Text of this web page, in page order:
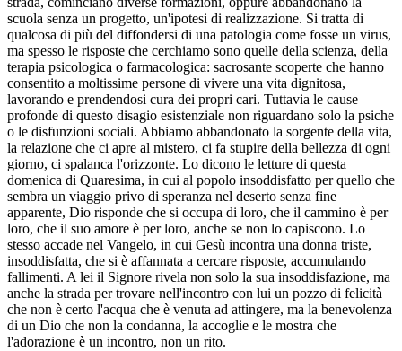
scuola senza un progetto, un'ipotesi di realizzazione. Si tratta di
qualcosa di più del diffondersi di una patologia come fosse un virus,
ma spesso le risposte che cerchiamo sono quelle della scienza, della
terapia psicologica o farmacologica: sacrosante scoperte che hanno
consentito a moltissime persone di vivere una vita dignitosa,
lavorando e prendendosi cura dei propri cari. Tuttavia le cause
profonde di questo disagio esistenziale non riguardano solo la psiche
o le disfunzioni sociali. Abbiamo abbandonato la sorgente della vita,
la relazione che ci apre al mistero, ci fa stupire della bellezza di ogni
giorno, ci spalanca l'orizzonte. Lo dicono le letture di questa
domenica di Quaresima, in cui al popolo insoddisfatto per quello che
sembra un viaggio privo di speranza nel deserto senza fine
apparente, Dio risponde che si occupa di loro, che il cammino è per
loro, che il suo amore è per loro, anche se non lo capiscono. Lo
stesso accade nel Vangelo, in cui Gesù incontra una donna triste,
insoddisfatta, che si è affannata a cercare risposte, accumulando
fallimenti. A lei il Signore rivela non solo la sua insoddisfazione, ma
anche la strada per trovare nell'incontro con lui un pozzo di felicità
che non è certo l'acqua che è venuta ad attingere, ma la benevolenza
di un Dio che non la condanna, la accoglie e le mostra che
l'adorazione è un incontro, non un rito.